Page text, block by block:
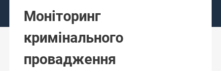
Моніторинг
кримінального
провадження